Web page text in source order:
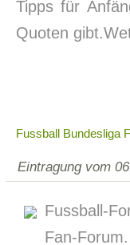
Tipps für
Quoten
Fussball Bundesliga
Eintragung vom
Fussball-
Fan-